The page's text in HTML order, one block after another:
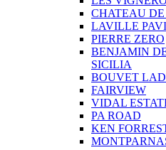
CHATEAU
LAVILLE
PIERRE ZERO
BENJAMIN
SICILIA
BOUVET
FAIRVIEW
VIDAL
PA ROAD
KEN